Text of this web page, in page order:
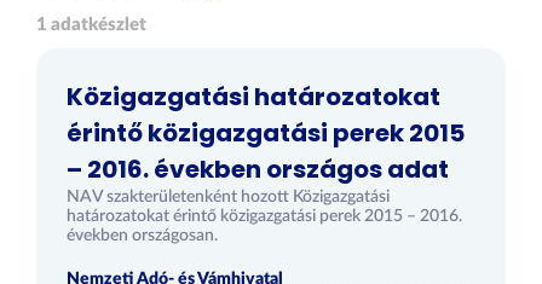
1 adatkészlet
Közigazgatási határozatokat
érintő közigazgatási perek 2015
– 2016. években országos adat
NAV szakterületenként hozott Közigazgatási
határozatokat érintő közigazgatási perek 2015 – 2016.
években országosan.
Nemzeti Adó- és Vámhivatal